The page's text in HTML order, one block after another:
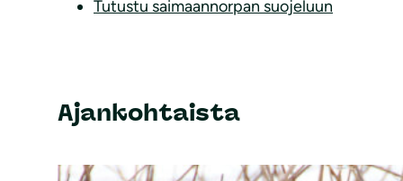
Tutustu saimaannorpan suojeluun
Ajankohtaista